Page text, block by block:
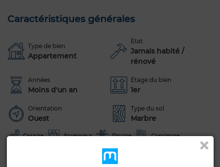
Caractéristiques générales
Type de bien
Appartement
Etat
Jamais habité /
rénové
Années
Moins d'un an
Étage du bien
1er
Orientation
Ouest
Type du sol
Marbre
Garage Ascenseur Piscine Concierge
Salon européen